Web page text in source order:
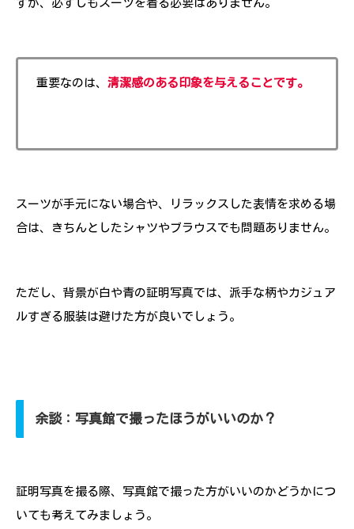
すが、必ずしもスーツを着る必要はありません。
重要なのは、 清潔感のある印象を与えることです。
スーツが手元にない場合や、リラックスした表情を求める場
合は、きちんとしたシャツやブラウスでも問題ありません。
ただし、背景が白や青の証明写真では、派手な柄やカジュア
ルすぎる服装は避けた方が良いでしょう。
余談：写真館で撮ったほうがいいのか？
証明写真を撮る際、写真館で撮った方がいいのかどうかにつ
いても考えてみましょう。